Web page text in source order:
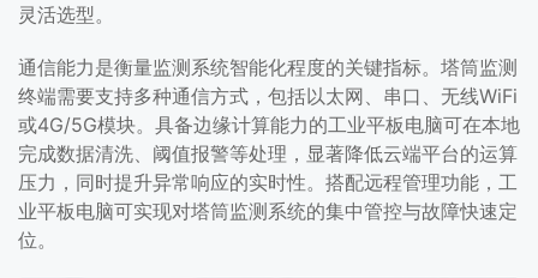
灵活选型。
通信能力是衡量监测系统智能化程度的关键指标。塔筒监测
终端需要支持多种通信方式，包括以太网、串口、无线WiFi
或4G/5G模块。具备边缘计算能力的工业平板电脑可在本地
完成数据清洗、阈值报警等处理，显著降低云端平台的运算
压力，同时提升异常响应的实时性。搭配远程管理功能，工
业平板电脑可实现对塔筒监测系统的集中管控与故障快速定
位。